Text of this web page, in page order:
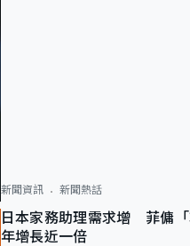
新聞資訊 新聞熱話
日本家務助理需求增 菲傭
年增長近一倍